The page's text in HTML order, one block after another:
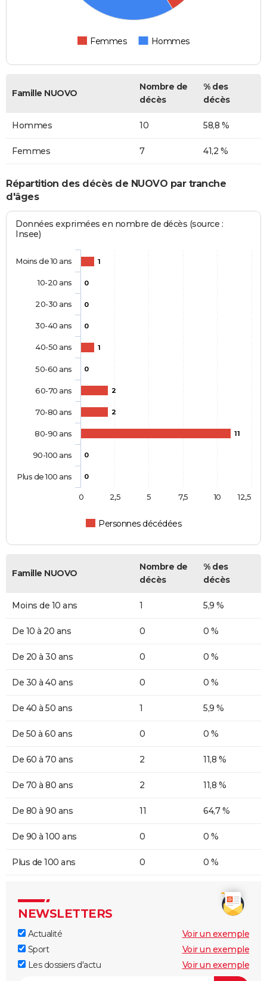
Femmes Hommes
Famille NUOVO
Nombre de
décès
% des
décès
Hommes 10 58,8 %
Femmes 7 41,2 %
Répartition des décès de NUOVO par tranche
d'âges
Données exprimées en nombre de décès (source :
Insee)
1
0
0
0
1
0
2
2
11
0
0
Personnes décédées
Moins de 10 ans
10-20 ans
20-30 ans
30-40 ans
40-50 ans
50-60 ans
60-70 ans
70-80 ans
80-90 ans
90-100 ans
Plus de 100 ans
0 10
2,5 5 7,5 12,5
Famille NUOVO
Nombre de
décès
% des
décès
Moins de 10 ans 1 5,9 %
De 10 à 20 ans 0 0 %
De 20 à 30 ans 0 0 %
De 30 à 40 ans 0 0 %
De 40 à 50 ans 1 5,9 %
De 50 à 60 ans 0 0 %
De 60 à 70 ans 2 11,8 %
De 70 à 80 ans 2 11,8 %
De 80 à 90 ans 11 64,7 %
De 90 à 100 ans 0 0 %
Plus de 100 ans 0 0 %
NEWSLETTERS
Actualité
Voir un exemple
Sport
Voir un exemple
Les dossiers d'actu
Voir un exemple